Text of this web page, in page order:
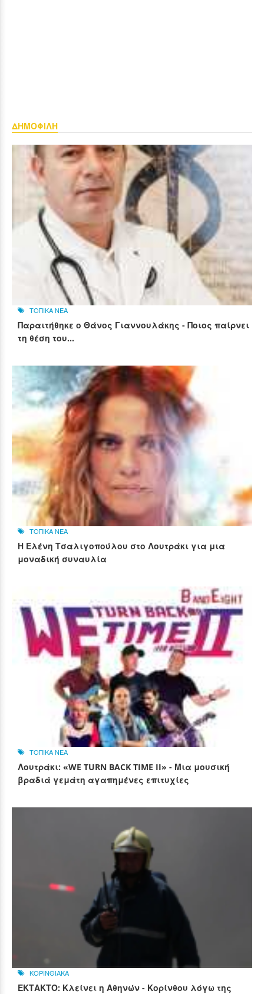
ΔΗΜΟΦΙΛΗ
ΤΟΠΙΚΑ ΝΕΑ
Παραιτήθηκε ο Θάνος Γιαννουλάκης - Ποιος παίρνει
τη θέση του...
ΤΟΠΙΚΑ ΝΕΑ
Η Ελένη Τσαλιγοπούλου στο Λουτράκι για μια
μοναδική συναυλία
ΤΟΠΙΚΑ ΝΕΑ
Λουτράκι: «WE TURN BACK TIME II» - Μια μουσική
βραδιά γεμάτη αγαπημένες επιτυχίες
ΚΟΡΙΝΘΙΑΚΑ
ΕΚΤΑΚΤΟ: Κλείνει η Αθηνών - Κορίνθου λόγω της